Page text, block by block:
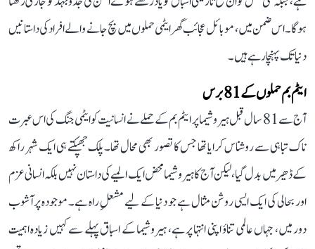
ہوگا۔ اس ضمن میں، موبائل عجائب گھر ایٹمی حملوں میں بچ جانے والے افراد کی داستانیں
دنیا تک پہنچا رہے ہیں۔
ایٹم بم حملوں کے 81 برس
آج سے 81 سال قبل ہیروشیما پر ایٹم بم کے حملے نے انسانیت کو ایٹمی جنگ کی اس عبرت
ناک تباہی سے روشناس کرایا تھا جس کا تصور بھی محال تھا۔ پلک جھپکتے ہی ایک شہر راکھ
کے ڈھیر میں بدل گیا، لیکن آج کا ہیروشیما محض ایک المیے کی داستان نہیں بلکہ انسانی عزم
اور بحالی کی ایک ایسی روشن مثال ہے جو دنیا کے لیے مشعلِ راہ ہے۔ موجودہ پرآشوب
دور میں، جہاں عالمی تناؤ اپنی انتہا پر ہے، ہیروشیما کے اسباق پہلے سے کہیں زیادہ اہمیت